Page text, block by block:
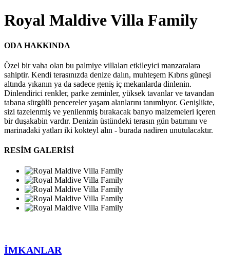
Royal Maldive Villa Family
ODA HAKKINDA
Özel bir vaha olan bu palmiye villaları etkileyici manzaralara
sahiptir. Kendi terasınızda denize dalın, muhteşem Kıbrıs güneşi
altında yıkanın ya da sadece geniş iç mekanlarda dinlenin.
Dinlendirici renkler, parke zeminler, yüksek tavanlar ve tavandan
tabana sürgülü pencereler yaşam alanlarını tanımlıyor. Genişlikte,
sizi tazelenmiş ve yenilenmiş bırakacak banyo malzemeleri içeren
bir duşakabin vardır. Denizin üstündeki terasın gün batımını ve
marinadaki yatları iki kokteyl alın - burada nadiren unutulacaktır.
RESİM GALERİSİ
İMKANLAR